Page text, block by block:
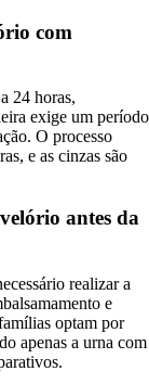
com
24 horas,
exige um período
O processo
e as cinzas são
antes da
realizar a
e
optam por
apenas a urna com